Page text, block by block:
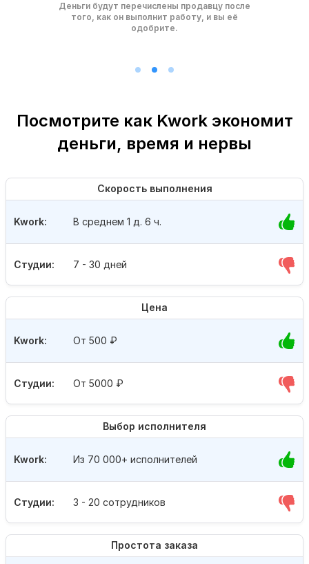
Деньги будут перечислены продавцу после
того, как он выполнит работу, и вы её
одобрите.
Посмотрите как Kwork экономит
деньги, время и нервы
Скорость выполнения
Студии: 7 - 30 дней
Kwork: В среднем 1 д. 6 ч.
Цена
Студии: От 5000 ₽
Kwork: От 500 ₽
Выбор исполнителя
Студии: 3 - 20 сотрудников
Kwork: Из 70 000+ исполнителей
Простота заказа